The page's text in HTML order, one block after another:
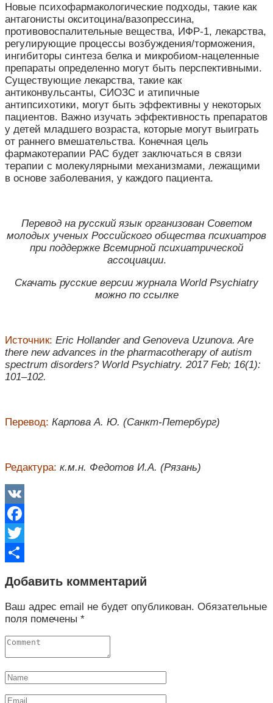
Новые психофармакологические подходы, такие как
антагонисты окситоцина/вазопрессина,
противовоспалительные вещества, ИФР-1, лекарства,
регулирующие процессы возбуждения/торможения,
ингибиторы синтеза белка и микробиом-нацеленные
препараты определенно могут быть перспективными.
Существующие лекарства, такие как
антиконвульсанты, СИОЗС и атипичные
антипсихотики, могут быть эффективны у некоторых
пациентов. Важно изучать эффективность препаратов
у детей младшего возраста, которые могут выиграть
от раннего вмешательства. Конечная цель
фармакотерапии РАС будет заключаться в связи
терапии с молекулярными механизмами, лежащими
в основе заболевания, у каждого пациента.
Перевод на русский язык организован Советом
молодых ученых Российского общества психиатров
при поддержке Всемирной психиатрической
ассоциации.
Скачать русские версии журнала World Psychiatry
можно по ссылке
Источник: Eric Hollander and Genoveva Uzunova. Are
there new advances in the pharmacotherapy of autism
spectrum disorders? World Psychiatry. 2017 Feb; 16(1):
101–102.
Перевод: Карпова А. Ю. (Санкт-Петербург)
Редактура: к.м.н. Федотов И.А. (Рязань)
VK
Facebook
Twitter
Добавить комментарий
Ваш адрес email не будет опубликован. Обязательные
поля помечены *